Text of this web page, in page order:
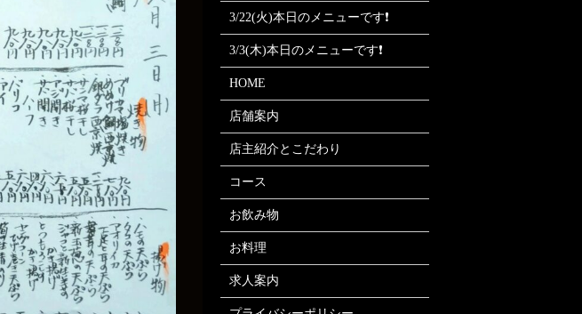
3/22(火)本日のメニューです❗
3/3(木)本日のメニューです❗
HOME
店舗案内
店主紹介とこだわり
コース
お飲み物
お料理
求人案内